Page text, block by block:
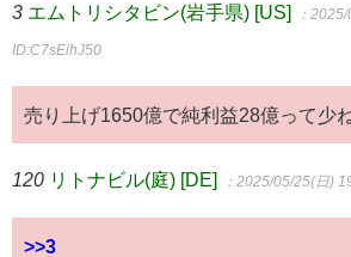
3 エムトリシタビン(岩手県) [US] ：
ID:C7sEihJ50
売り上げ1650億で純利益28億って少
120 リトナビル(庭) [DE] ：2025/05/25(日)
>>3